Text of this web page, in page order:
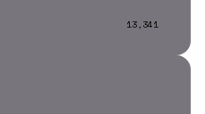
13,341